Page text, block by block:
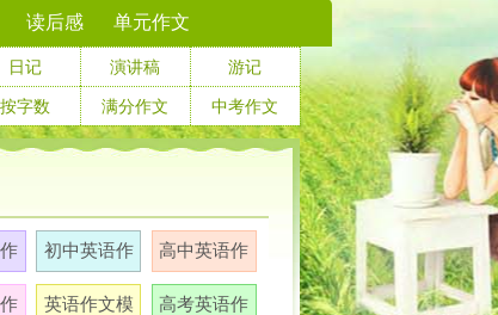
读后感 单元作文
日记 演讲稿 游记
按字数 满分作文 中考作文
初中英语作
文
高中英语作
文
英语作文模
高考英语作